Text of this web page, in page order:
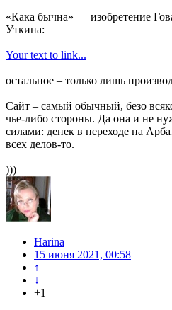
«Кака бычна» — изобретение
Уткина:
Your text to link...
остальное – только лишь
Сайт – самый обычный, безо
чье-либо стороны. Да она и не
силами: денек в переходе на
всех делов-то.
)))
Harina
15 июня 2021, 00:58
↑
↓
+1